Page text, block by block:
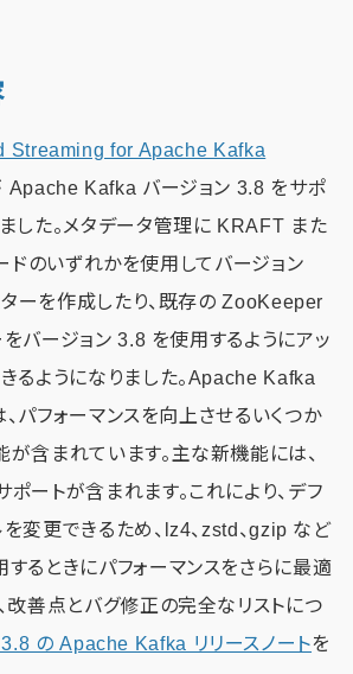
Streaming for Apache Kafka
Kafka バージョン 3.8 をサポ
した。メタデータ管理に KRAFT また
のいずれかを使用してバージョン
ーを作成したり、既存の ZooKeeper
バージョン 3.8 を使用するようにアッ
るようになりました。Apache Kafka
パフォーマンスを向上させるいくつか
含まれています。主な新機能には、
ートが含まれます。これにより、デフ
変更できるため、lz4、zstd、gzip など
るときにパフォーマンスをさらに最適
改善点とバグ修正の完全なリストにつ
3.8 の Apache Kafka リリースノートを